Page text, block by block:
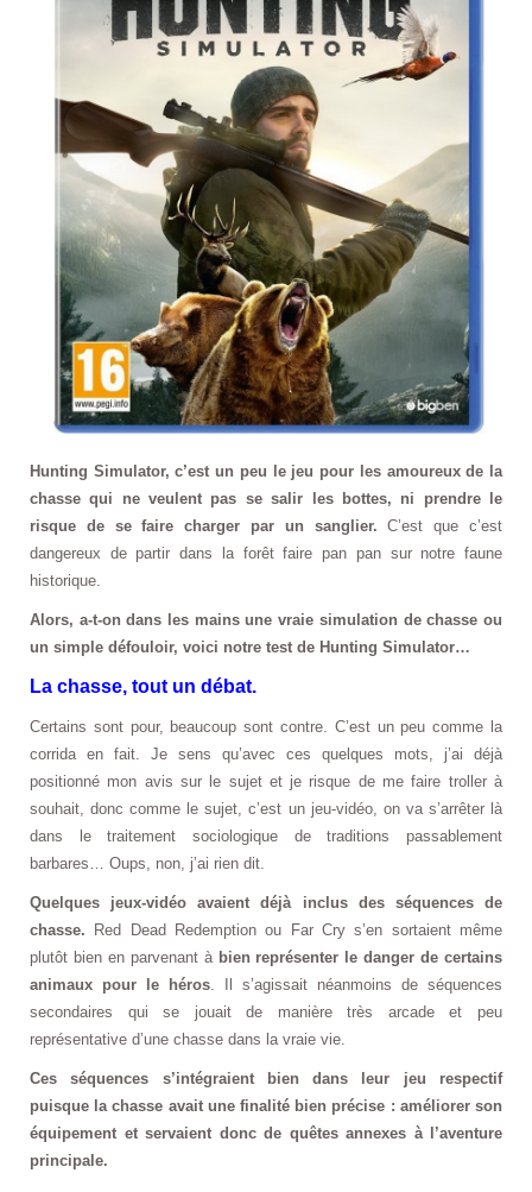
Hunting Simulator, c’est un peu le jeu pour les amoureux de la
chasse qui ne veulent pas se salir les bottes, ni prendre le
risque de se faire charger par un sanglier. C’est que c’est
dangereux de partir dans la forêt faire pan pan sur notre faune
historique.
Alors, a-t-on dans les mains une vraie simulation de chasse ou
un simple défouloir, voici notre test de Hunting Simulator…
La chasse, tout un débat.
Certains sont pour, beaucoup sont contre. C’est un peu comme la
corrida en fait. Je sens qu’avec ces quelques mots, j’ai déjà
positionné mon avis sur le sujet et je risque de me faire troller à
souhait, donc comme le sujet, c’est un jeu-vidéo, on va s’arrêter là
dans le traitement sociologique de traditions passablement
barbares… Oups, non, j’ai rien dit.
Quelques jeux-vidéo avaient déjà inclus des séquences de
chasse. Red Dead Redemption ou Far Cry s’en sortaient même
plutôt bien en parvenant à bien représenter le danger de certains
animaux pour le héros. Il s’agissait néanmoins de séquences
secondaires qui se jouait de manière très arcade et peu
représentative d’une chasse dans la vraie vie.
Ces séquences s’intégraient bien dans leur jeu respectif
puisque la chasse avait une finalité bien précise : améliorer son
équipement et servaient donc de quêtes annexes à l’aventure
principale.